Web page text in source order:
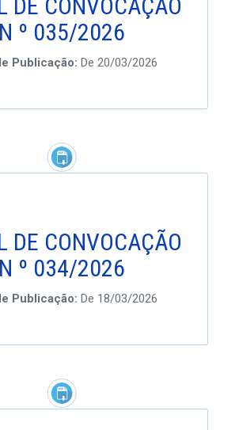
DE CONVOCAÇÃO
N º 035/2026
Publicação: De 20/03/2026
DE CONVOCAÇÃO
N º 034/2026
Publicação: De 18/03/2026